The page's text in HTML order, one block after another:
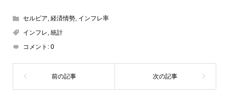
セルビア 経済情勢, インフレ率
インフレ 統計
コメント: 0